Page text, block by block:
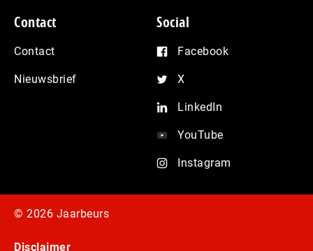
Contact
Contact
Nieuwsbrief
Social
Facebook
X
LinkedIn
YouTube
Instagram
© 2026 Jaarbeurs
Disclaimer